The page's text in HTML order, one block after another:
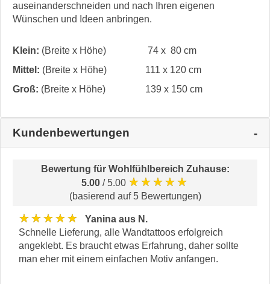
auseinanderschneiden und nach Ihren eigenen
Wünschen und Ideen anbringen.
Klein: (Breite x Höhe)
74 x 80 cm
Mittel: (Breite x Höhe)
111 x 120 cm
Groß: (Breite x Höhe) 139 x 150 cm
Kundenbewertungen
Bewertung für Wohlfühlbereich Zuhause:
5.00 / 5.00 ★★★★★
(basierend auf 5 Bewertungen)
★★★★★
Yanina aus N.
Schnelle Lieferung, alle Wandtattoos erfolgreich
angeklebt. Es braucht etwas Erfahrung, daher sollte
man eher mit einem einfachen Motiv anfangen.